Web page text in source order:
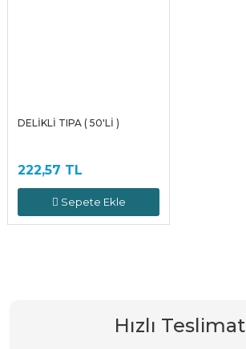
DELİKLİ TIPA ( 50'Lİ )
222,57 TL
Sepete Ekle
Hızlı Teslimat